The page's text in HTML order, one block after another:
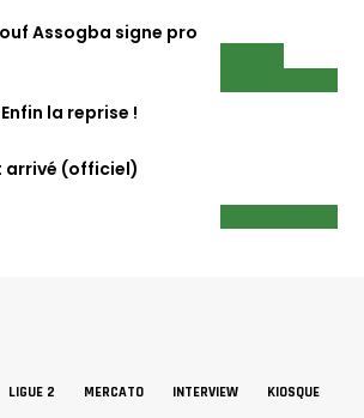
Assogba signe pro
la reprise !
arrivé (officiel)
LIGUE 2 MERCATO INTERVIEW
KIOSQUE